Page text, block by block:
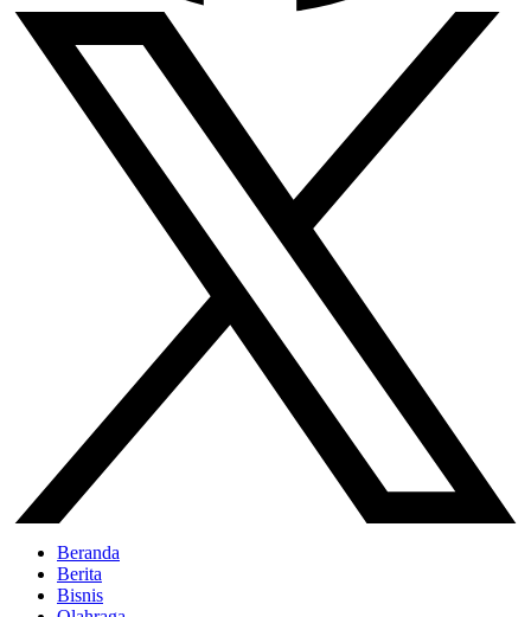
Beranda
Berita
Bisnis